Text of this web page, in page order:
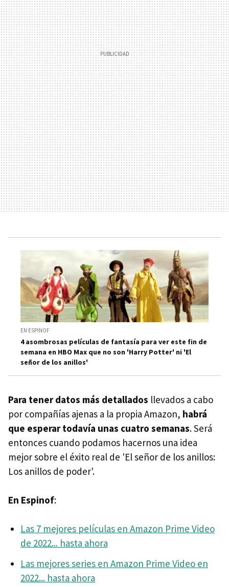
EN ESPINOF
4 asombrosas películas de fantasía para ver este fin de
semana en HBO Max que no son 'Harry Potter' ni 'El
señor de los anillos'
Para tener datos más detallados llevados a cabo
por compañías ajenas a la propia Amazon, habrá
que esperar todavía unas cuatro semanas. Será
entonces cuando podamos hacernos una idea
mejor sobre el éxito real de 'El señor de los anillos:
Los anillos de poder'.
En Espinof:
Las 7 mejores películas en Amazon Prime Video
de 2022... hasta ahora
Las mejores series en Amazon Prime Video en
2022... hasta ahora